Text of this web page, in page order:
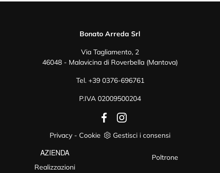
Bonato Arreda Srl
Via Tagliamento, 2
46048 - Malavicina di Roverbella (Mantova)
Tel. +39 0376-696761
P.IVA 02009500204
Privacy - Cookie Gestisci i consensi
AZIENDA
Realizzazioni
Poltrone